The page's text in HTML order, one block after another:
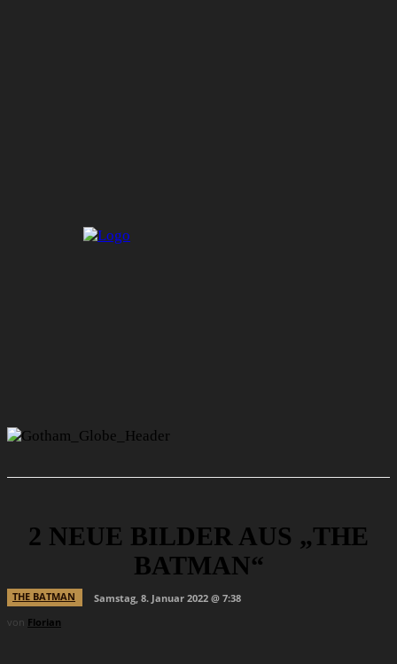
2 NEUE BILDER AUS „THE
BATMAN“
THE BATMAN
Samstag, 8. Januar 2022 @ 7:38
von Florian